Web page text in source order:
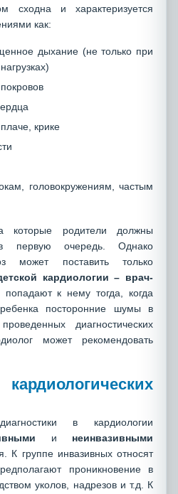
сходна и характеризуется
как:
дыхание (не только при
крике
головокружениям, частым
родители должны
первую очередь. Однако
может поставить только
кардиологии – врач-
попадают к нему тогда, когда
посторонние шумы в
диагностических
может рекомендовать
в кардиологии
и неинвазивными
К группе инвазивных относят
проникновение в
уколов, надрезов и т.д. К